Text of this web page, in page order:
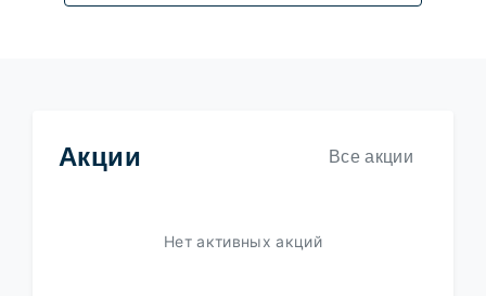
Акции Все акции
Нет активных акций